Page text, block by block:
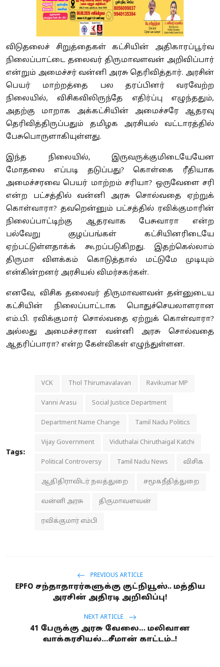
விடுதலைச் சிறுத்தைகள் கட்சியின் அதிகாரப்பூர்வ
நிலைப்பாட்டை தலைவர் திருமாவளவன் அறிவிப்பார்
என்றும் அமைச்சர் வன்னி அரசு தெரிவித்தார். அரசின்
பெயர் மாற்றத்தை பல தரப்பினர் வரவேற்ற
நிலையில், விசிகவிலிருந்தே எதிர்ப்பு எழுந்ததும்,
அதற்கு மாறாக அக்கட்சியின் அமைச்சரே ஆதரவு
தெரிவித்திருப்பதும் தமிழக அரசியல் வட்டாரத்தில்
பேசுபொருளாகியுள்ளது.
இந்த நிலையில், இருவருக்குமிடையேயேன
மோதலை எப்படி தடுப்பது? கொள்கை ரீதியாக
அமைச்சரவை பெயர் மாற்றம் சரியா? ஒருவேளை சரி
என்ற பட்சத்தில் வன்னி அரசு சொல்வதை ஏற்றுக்
கொள்வாரா? தவறென்னும் பட்சத்தில் ரவிக்குமாரின்
நிலைப்பாட்டிற்கு ஆதரவாக பேசுவாரா என்ற
பல்வேறு குழப்பங்கள் கட்சியினரிடையே
ஏற்பட்டுள்ளதாக்க் கூறப்படுகிறது. இதற்கெல்லாம்
திருமா விளக்கம் கொடுத்தால் மட்டுமே முடியும்
என்கின்றனர் அரசியல் விமர்சகர்கள்.
எனவே, விசிக தலைவர் திருமாவளவன் தன்னுடைய
கட்சியின் நிலைப்பாட்டாக பொதுச்செயலாளரான
எம்.பி. ரவிக்குமார் சொல்வதை ஏற்றுக் கொள்வாரா?
அல்லது அமைச்சரான வன்னி அரசு சொல்வதை
ஆதரிப்பாரா? என்ற கேள்விகள் எழுந்துள்ளன.
Tags:
VCK Thol Thirumavalavan Ravikumar MP
Vanni Arasu Social Justice Department
Department Name Change Tamil Nadu Politics
Vijay Government Viduthalai Chiruthaigal Katchi
Political Controversy Tamil Nadu News விசிக
ஆதிதிராவிடர் நலத்துறை சமூகநீதித்துறை
வன்னி அரசு திருமாவளவன்
ரவிக்குமார் எம்பி
PREVIOUS ARTICLE
EPFO சந்தாதாரர்களுக்கு குட்நியூஸ்.. மத்திய
அரசின் அதிரடி அறிவிப்பு!
NEXT ARTICLE
41 பேருக்கு அரசு வேலை… மலிவான
வாக்கரசியல்…சீமான் காட்டம்..!